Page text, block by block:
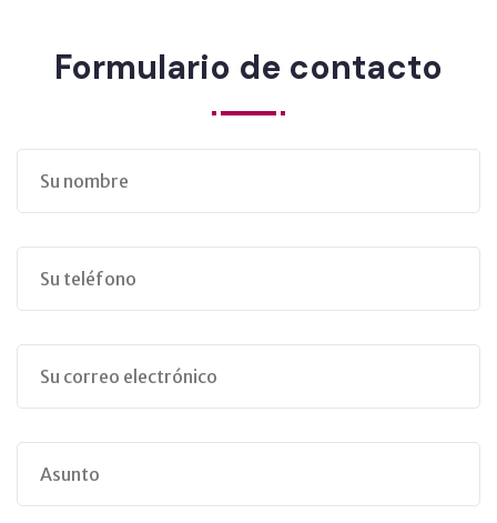
Formulario de contacto